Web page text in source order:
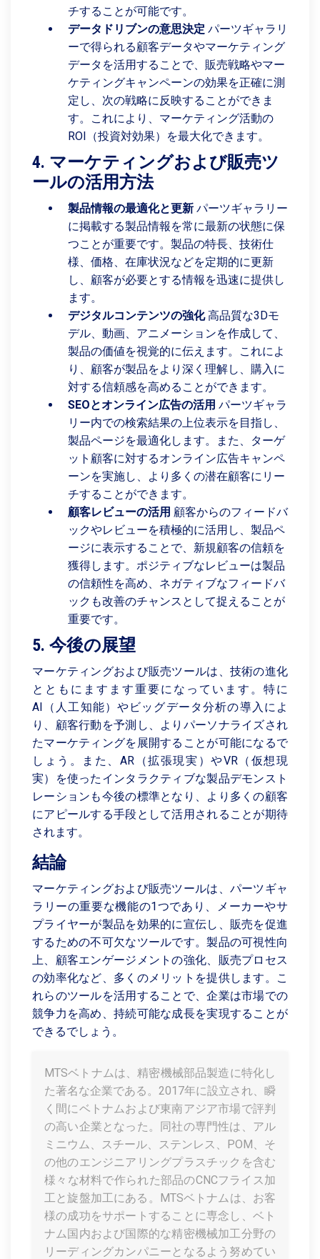
チすることが可能です。
データドリブンの意思決定 パーツギャラリ
ーで得られる顧客データやマーケティング
データを活用することで、販売戦略やマー
ケティングキャンペーンの効果を正確に測
定し、次の戦略に反映することができま
す。これにより、マーケティング活動の
ROI（投資対効果）を最大化できます。
4. マーケティングおよび販売ツ
ールの活用方法
製品情報の最適化と更新 パーツギャラリー
に掲載する製品情報を常に最新の状態に保
つことが重要です。製品の特長、技術仕
様、価格、在庫状況などを定期的に更新
し、顧客が必要とする情報を迅速に提供し
ます。
デジタルコンテンツの強化高品質な3Dモ
デル、動画、アニメーションを作成して、
製品の価値を視覚的に伝えます。これによ
り、顧客が製品をより深く理解し、購入に
対する信頼感を高めることができます。
SEOとオンライン広告の活用 パーツギャラ
リー内での検索結果の上位表示を目指し、
製品ページを最適化します。また、ターゲ
ット顧客に対するオンライン広告キャンペ
ーンを実施し、より多くの潜在顧客にリー
チすることができます。
顧客レビューの活用 顧客からのフィードバ
ックやレビューを積極的に活用し、製品ペ
ージに表示することで、新規顧客の信頼を
獲得します。ポジティブなレビューは製品
の信頼性を高め、ネガティブなフィードバ
ックも改善のチャンスとして捉えることが
重要です。
5. 今後の展望
マーケティングおよび販売ツールは、技術の進化
とともにますます重要になっています。特に
AI（人工知能）やビッグデータ分析の導入によ
り、顧客行動を予測し、よりパーソナライズされ
たマーケティングを展開することが可能になるで
しょう。また、AR（拡張現実）やVR（仮想現
実）を使ったインタラクティブな製品デモンスト
レーションも今後の標準となり、より多くの顧客
にアピールする手段として活用されることが期待
されます。
結論
マーケティングおよび販売ツールは、パーツギャ
ラリーの重要な機能の1つであり、メーカーやサ
プライヤーが製品を効果的に宣伝し、販売を促進
するための不可欠なツールです。製品の可視性向
上、顧客エンゲージメントの強化、販売プロセス
の効率化など、多くのメリットを提供します。こ
れらのツールを活用することで、企業は市場での
競争力を高め、持続可能な成長を実現することが
できるでしょう。
MTSベトナムは、精密機械部品製造に特化し
た著名な企業である。2017年に設立され、瞬
く間にベトナムおよび東南アジア市場で評判
の高い企業となった。同社の専門性は、アル
ミニウム、スチール、ステンレス、POM、そ
の他のエンジニアリングプラスチックを含む
様々な材料で作られた部品のCNCフライス加
工と旋盤加工にある。MTSベトナムは、お客
様の成功をサポートすることに専念し、ベト
ナム国内および国際的な精密機械加工分野の
リーディングカンパニーとなるよう努めてい